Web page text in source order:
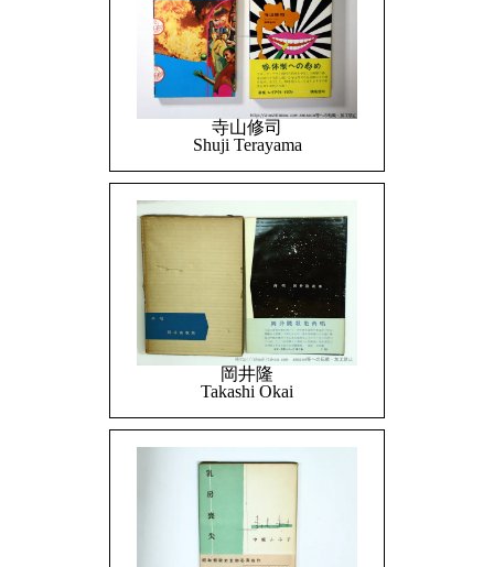
寺山修司
Shuji Terayama
岡井隆
Takashi Okai